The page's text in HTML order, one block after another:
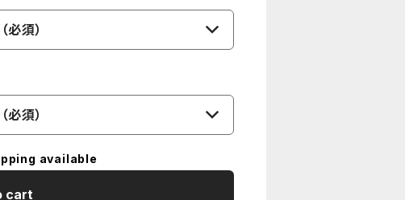
必須）
必須）
available
cart